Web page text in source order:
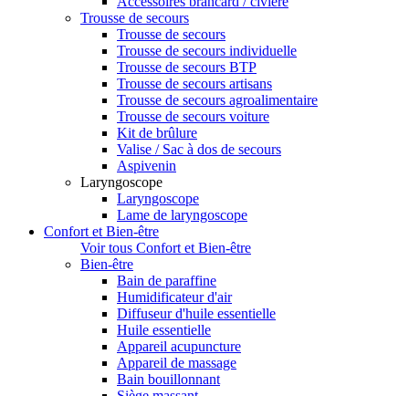
Trousse de secours
Trousse de secours
Trousse de secours individuelle
Trousse de secours BTP
Trousse de secours artisans
Trousse de secours agroalimentaire
Trousse de secours voiture
Kit de brûlure
Valise / Sac à dos de secours
Aspivenin
Laryngoscope
Laryngoscope
Lame de laryngoscope
Confort et Bien-être
Voir tous Confort et Bien-être
Bien-être
Bain de paraffine
Humidificateur d'air
Diffuseur d'huile essentielle
Huile essentielle
Appareil acupuncture
Appareil de massage
Bain bouillonnant